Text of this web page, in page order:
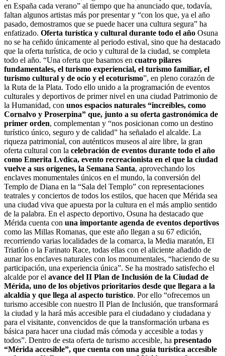
en España cada verano” al tiempo que ha anunciado que, todavía,
faltan algunos artistas más por presentar y “con los que, ya el año
pasado, demostramos que se puede hacer una cultura segura” ha
enfatizado. Oferta turística y cultural durante todo el año Osuna
no se ha ceñido únicamente al periodo estival, sino que ha destacado
que la oferta turística, de ocio y cultural de la ciudad, se completa
todo el año. “Una oferta que basamos en cuatro pilares
fundamentales, el turismo experiencial, el turismo familiar, el
turismo cultural y de ocio y el ecoturismo”, en pleno corazón de
la Ruta de la Plata. Todo ello unido a la programación de eventos
culturales y deportivos de primer nivel en una ciudad Patrimonio de
la Humanidad, con unos espacios naturales “increíbles, como
Cornalvo y Proserpina” que, junto a su oferta gastronómica de
primer orden, complementan y “nos posicionan como un destino
turístico único, seguro y de calidad” ha señalado el alcalde. La
riqueza patrimonial, con auténticos museos al aire libre, la gran
oferta cultural con la celebración de eventos durante todo el año
como Emerita Lvdica, evento recreacionista en el que la ciudad
vuelve a sus orígenes, la Semana Santa, aprovechando los
enclaves monumentales únicos en el mundo, la conversión del
Templo de Diana en la “Sala del Templo” con representaciones
teatrales y conciertos de todos los estilos, que hacen que Mérida sea
una ciudad viva que apuesta por la cultura en el más amplio sentido
de la palabra. En el aspecto deportivo, Osuna ha destacado que
Mérida cuenta con una importante agenda de eventos deportivos
como las Millas Romanas, que este año llegan a su 67 edición,
recorriendo varias localidades de la comarca, la Media maratón, El
Triatlón o la Farinato Race, todas ellas con el aliciente añadido de
aunar los enclaves naturales con los monumentales, “haciendo de su
participación, una experiencia única”. Se ha mostrado satisfecho el
alcalde por el avance del II Plan de Inclusión de la Ciudad de
Mérida, uno de los objetivos prioritarios desde que llegara a la
alcaldía y que llega al aspecto turístico. Por ello “ofrecemos un
turismo accesible con nuestro II Plan de Inclusión, que transformará
la ciudad y la hará más accesible para el ciudadano y ciudadana y
para el visitante, convencidos de que la transformación urbana es
básica para hacer una ciudad más cómoda y accesible a todas y
todos”. Dentro de esta oferta de turismo accesible, ha presentado
“Mérida accesible”, que cuenta con una guía turística accesible